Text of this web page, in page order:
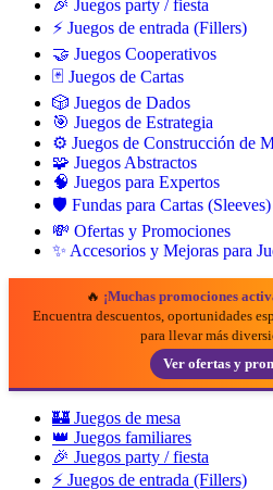
🎉 Juegos party / fiesta
⚡ Juegos de entrada (Fillers)
🤝 Juegos Cooperativos
🃏 Juegos de Cartas
🎲 Juegos de Dados
🎯 Juegos de Estrategia
⚙️ Juegos de Construcción de
🧩 Juegos Abstractos
🧠 Juegos para Expertos
🛡️ Fundas para Cartas (Sleeves)
💸 Ofertas y Promociones
✨ Accesorios y Mejoras para
🔥 ¡Muchas promociones
Encuentra descuentos, oportunidades
para llevar más
Ver ofertas y
🏰 Juegos de mesa
👑 Juegos familiares
🎉 Juegos party / fiesta
⚡ Juegos de entrada (Fillers)